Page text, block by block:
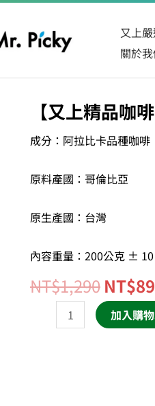
又上嚴
關於
【又上精品咖
成分：阿拉比卡品種咖啡
原料產國：哥倫比亞
原生產國：台灣
內容重量：200公克 ± 10
NT$1,290
原
始
價
NT$
【又
精
咖
豆】
大
布
加入購